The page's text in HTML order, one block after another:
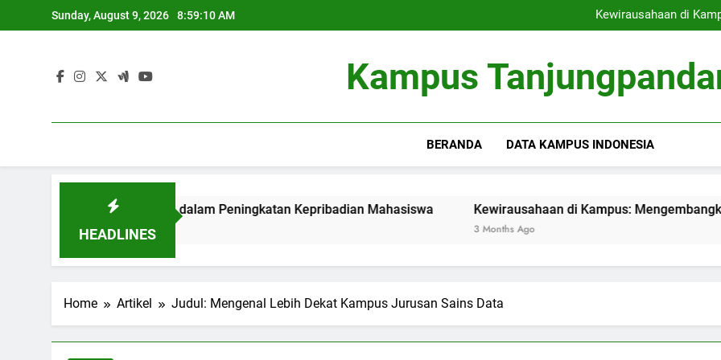
to
Sunday, August 9, 2026 8:59:11 AM
Kewirausahaan di
Inovasi Green Campus:
Kewirausahaan di
Inovasi Green Campus:
Kampus
BERANDA DATA KAMPUS INDONESIA
HEADLINES
Kontribusi dalam Peningkatan Kepribadian Mahasiswa Kewirausahaan di Kampus: Mengembangkan
Home Artikel Judul: Mengenal Lebih Dekat Kampus Jurusan Sains Data